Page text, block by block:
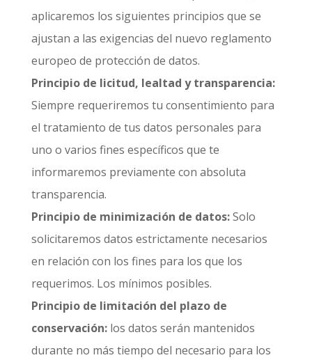
aplicaremos los siguientes principios que se
ajustan a las exigencias del nuevo reglamento
europeo de protección de datos.
Principio de licitud, lealtad y transparencia:
Siempre requeriremos tu consentimiento para
el tratamiento de tus datos personales para
uno o varios fines específicos que te
informaremos previamente con absoluta
transparencia.
Principio de minimización de datos:Solo
solicitaremos datos estrictamente necesarios
en relación con los fines para los que los
requerimos. Los mínimos posibles.
Principio de limitación del plazo de
conservación:los datos serán mantenidos
durante no más tiempo del necesario para los